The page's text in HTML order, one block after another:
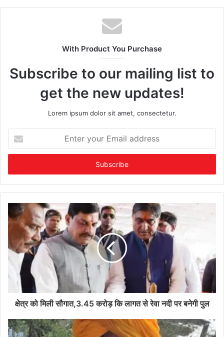
With Product You Purchase
Subscribe to our mailing list to
get the new updates!
Lorem ipsum dolor sit amet, consectetur.
your
Email
क्षेत्र को मिली सौगात,3.45 करोड़ कि लागत से रेवा नदी पर बनेगी पुल